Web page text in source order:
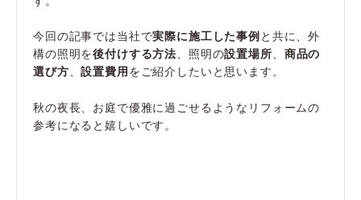
今回の記事では当社で実際に施工した事例と共に、外
構の照明を後付けする方法、照明の設置場所、 商品の
選び方、設置費用をご紹介したいと思います。
秋の夜長、お庭で優雅に過ごせるようなリフォームの
参考になると嬉しいです。